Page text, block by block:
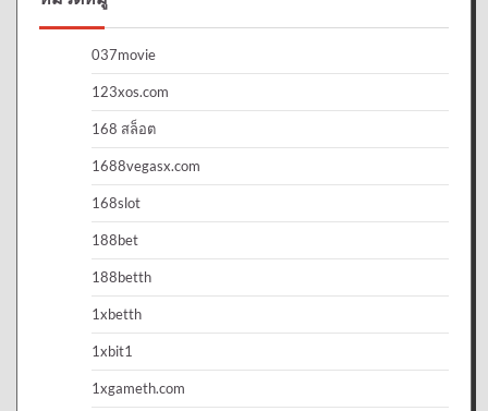
037movie
123xos.com
168 สล็อต
1688vegasx.com
168slot
188bet
188betth
1xbetth
1xbit1
1xgameth.com